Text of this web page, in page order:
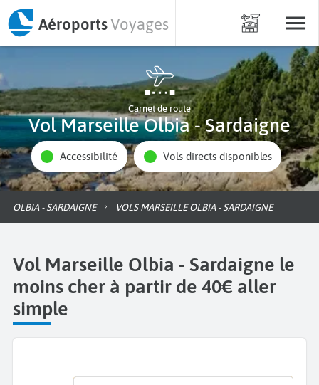
AéroportsVoyages
Carnet de route
Vol Marseille Olbia - Sardaigne
Accessibilité Vols directs disponibles
OLBIA - SARDAIGNE VOLS MARSEILLE OLBIA - SARDAIGNE
Vol Marseille Olbia - Sardaigne le
moins cher à partir de 40€ aller
simple